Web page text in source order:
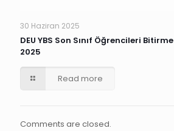
30 Haziran 2025
DEU YBS Son Sınıf Öğrencileri
2025
Read more
Comments are closed.